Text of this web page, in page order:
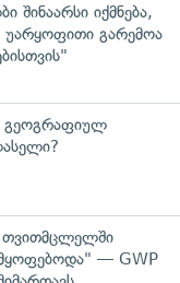
შინაარსი იქმნება,
გარემოა
გეოგრაფიულ
თვითმცლელში
— GWP